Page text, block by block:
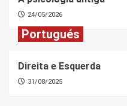
24/05/2026
Portugués
Direita e Esquerda
31/08/2025